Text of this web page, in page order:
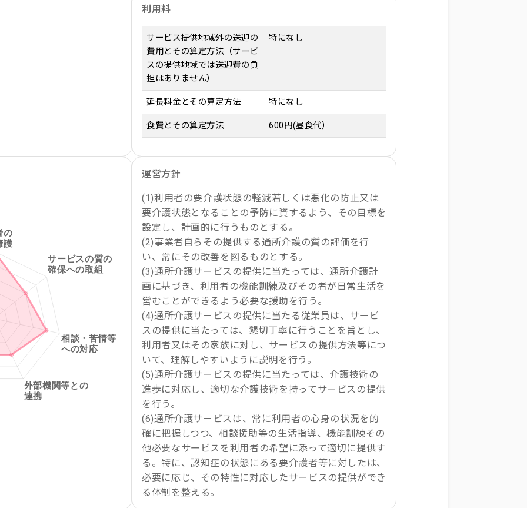
利用料
サービス提供地域外の送迎の
費用とその算定方法（サービ
スの提供地域では送迎費の負
担はありません）
特になし
延長料金とその算定方法 特になし
食費とその算定方法 600円(昼食代）
運営方針
(1)利用者の要介護状態の軽減若しくは悪化の防止又は
要介護状態となることの予防に資するよう、その目標を
設定し、計画的に行うものとする。
(2)事業者自らその提供する通所介護の質の評価を行
い、常にその改善を図るものとする。
(3)通所介護サービスの提供に当たっては、通所介護計
画に基づき、利用者の機能訓練及びその者が日常生活を
営むことができるよう必要な援助を行う。
(4)通所介護サービスの提供に当たる従業員は、サービ
スの提供に当たっては、懇切丁寧に行うことを旨とし、
利用者又はその家族に対し、サービスの提供方法等につ
いて、理解しやすいように説明を行う。
(5)通所介護サービスの提供に当たっては、介護技術の
進歩に対応し、適切な介護技術を持ってサービスの提供
を行う。
(6)通所介護サービスは、常に利用者の心身の状況を的
確に把握しつつ、相談援助等の生活指導、機能訓練その
他必要なサービスを利用者の希望に添って適切に提供す
る。特に、認知症の状態にある要介護者等に対したは、
必要に応じ、その特性に対応したサービスの提供ができ
る体制を整える。